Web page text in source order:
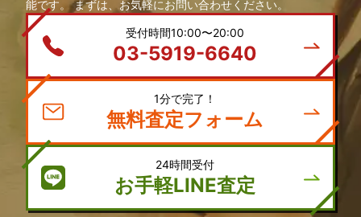
能です。 まずは、お気軽にお問い合わせください。
受付時間10:00〜20:00
03-5919-6640
1分で完了！
無料査定フォーム
24時間受付
お手軽LINE査定